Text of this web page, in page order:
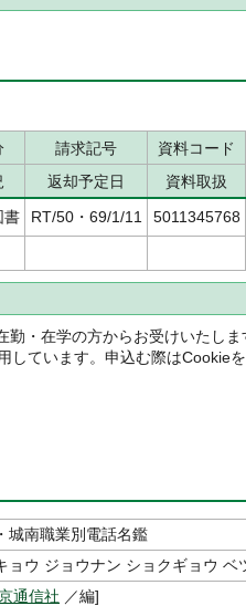
請求記号
資料コード
返却予定日
資料取扱
書 RT/50・69/1/11
5011345768
勤・在学の方からお受けいたしま
しています。申込む際はCookie
城南職業別電話名鑑
ョウ ジョウナン ショクギョウ ベ
通信社 ／編]